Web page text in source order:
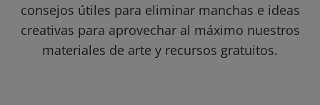
consejos útiles para eliminar manchas e ideas
creativas para aprovechar al máximo nuestros
materiales de arte y recursos gratuitos.